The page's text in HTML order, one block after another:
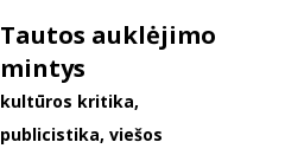
Tautos auklėjimo
mintys
kultūros kritika,
publicistika, viešos